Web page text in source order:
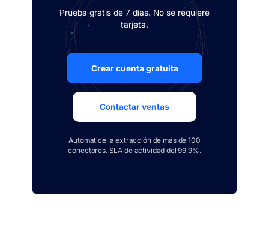
Prueba gratis de 7 días. No se requiere
tarjeta.
Crear cuenta gratuita
Contactar ventas
Automatice la extracción de más de 100
conectores. SLA de actividad del 99,9%.